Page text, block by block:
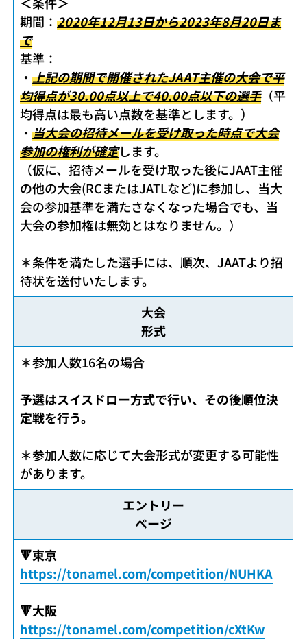
期間：2020年12月13日から2023年8月20日ま
で
基準：
・上記の期間で開催されたJAAT主催の大会で平
均得点が30.00点以上で40.00点以下の選手（平
均得点は最も高い点数を基準とします。）
・当大会の招待メールを受け取った時点で大会
参加の権利が確定します。
（仮に、招待メールを受け取った後にJAAT主催
の他の大会(RCまたはJATLなど)に参加し、当大
会の参加基準を満たさなくなった場合でも、当
大会の参加権は無効とはなりません。）
＊条件を満たした選手には、順次、JAATより招
待状を送付いたします。
大会
形式
＊参加人数16名の場合
予選はスイスドロー方式で行い、その後順位決
定戦を行う。
＊参加人数に応じて大会形式が変更する可能性
があります。
エントリー
ページ
🔻東京
https://tonamel.com/competition/NUHKA
🔻大阪
https://tonamel.com/competition/cXtKw